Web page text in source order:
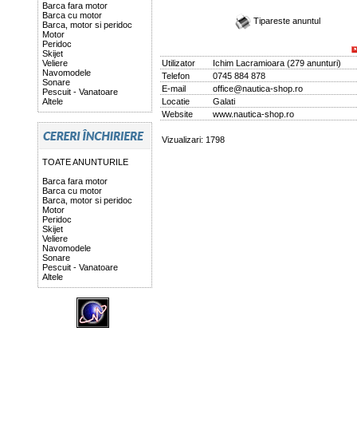
Barca fara motor
Barca cu motor
Barca, motor si peridoc
Motor
Peridoc
Skijet
Veliere
Navomodele
Sonare
Pescuit - Vanatoare
Altele
TOATE ANUNTURILE
Barca fara motor
Barca cu motor
Barca, motor si peridoc
Motor
Peridoc
Skijet
Veliere
Navomodele
Sonare
Pescuit - Vanatoare
Altele
Tipareste anuntul
Utilizator Ichim Lacramioara(279 anunturi)
Telefon
0745 884 878
E-mail
office@nautica-shop.ro
Locatie
Galati
Website
www.nautica-shop.ro
Vizualizari: 1798